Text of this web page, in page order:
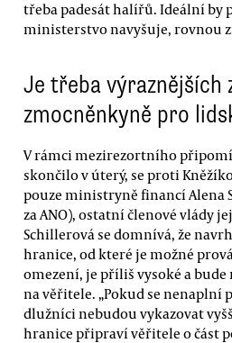
třeba padesát halířů. Ideální by
ministerstvo navyšuje, rovnou
Je třeba výraznějších
zmocněnkyně pro
V rámci mezirezortního
skončilo v úterý, se proti
pouze ministryně financí Alena
za ANO), ostatní členové vlády
Schillerová se domnívá, že
hranice, od které je možné
omezení, je příliš vysoké a
na věřitele. „Pokud se nenaplní
dlužníci nebudou vykazovat
hranice připraví věřitele o část